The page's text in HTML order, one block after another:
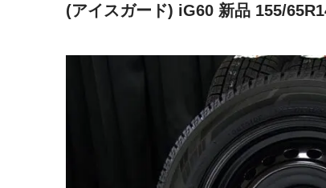
(アイスガード) iG60 新品 155/